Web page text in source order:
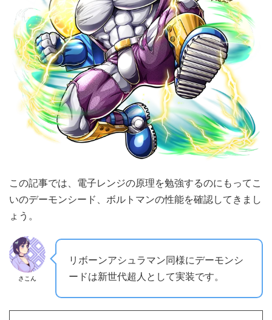
この記事では、電子レンジの原理を勉強するのにもってこ
いのデーモンシード、ボルトマンの性能を確認してきまし
ょう。
さこん
リボーンアシュラマン同様にデーモンシ
ードは新世代超人として実装です。